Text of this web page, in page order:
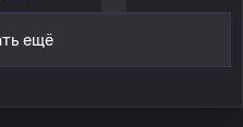
ещё